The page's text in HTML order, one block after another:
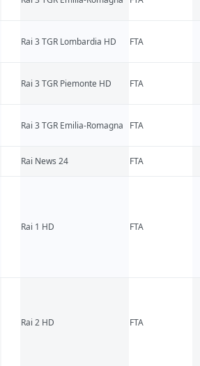
Rai 3 TGR Lombardia HD FTA
Rai 3 TGR Piemonte HD FTA
Rai 3 TGR Emilia-Romagna FTA
Rai News 24 FTA
Rai 1 HD FTA
Rai 2 HD FTA